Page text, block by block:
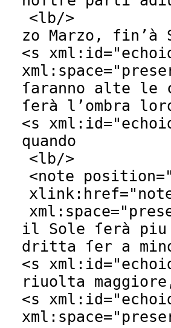
<lb/>
zo Marzo, fin’à
<s xml:id="
xml:space="
ſaranno alte le
ſerà l’ombra
<s xml:id="
quando
<lb/>
<note position
xlink:href="
xml:space="
il Sole ſerà piu
dritta ſer a
<s xml:id="
riuolta
<s xml:id="
xml:space="